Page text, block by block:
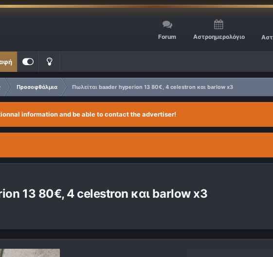
Forum Αστροημερολόγιο
Προσοφθάλμια
Πωλείται baader hyperion 13 80€, 4 celestron και barlow x3
information and be able to contact the advertiser!
13 80€, 4 celestron και barlow x3